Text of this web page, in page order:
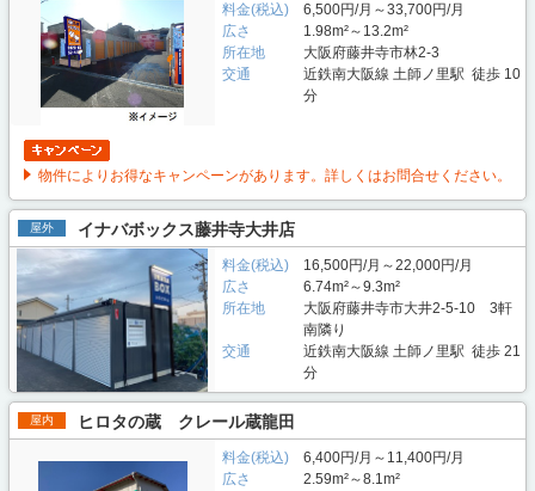
料金(税込)
6,500円/月～33,700円/月
広さ
1.98m²～13.2m²
所在地
大阪府藤井寺市林2-3
交通
近鉄南大阪線 土師ノ里駅 徒歩 10
分
物件によりお得なキャンペーンがあります。詳しくはお問合せください。
屋外 イナバボックス藤井寺大井店
料金(税込)
16,500円/月～22,000円/月
広さ
6.74m²～9.3m²
所在地
大阪府藤井寺市大井2-5-10 3軒
南隣り
交通
近鉄南大阪線 土師ノ里駅 徒歩 21
分
屋内 ヒロタの蔵 クレール蔵龍田
料金(税込)
6,400円/月～11,400円/月
広さ
2.59m²～8.1m²